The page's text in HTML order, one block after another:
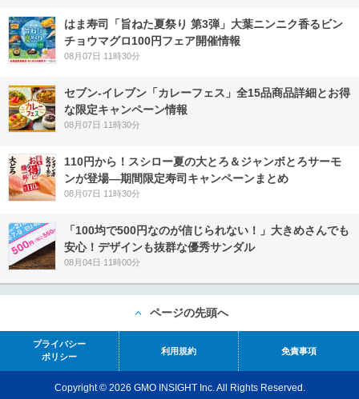
はま寿司「旨ねた夏祭り 第3弾」大葉ニンニク香るビン
チョウマグロ100円フェア開催情報
08月07日 11時30分
セブン‐イレブン「カレーフェス」全15品商品詳細とお得
な限定キャンペーン情報
08月07日 11時30分
110円から！スシロー夏の大とろ＆ジャンボとろサーモ
ンが登場―期間限定寿司キャンペーンまとめ
08月07日 11時30分
「100均で500円なのが信じられない！」大きめさんでも
安心！デザインも抜群な優秀サンダル
08月04日 11時00分
ページの先頭へ
プライバシー
ポリシー
利用規約 免責事項
Copyright © 2026 GMO INSIGHT Inc. All Rights Reserved.